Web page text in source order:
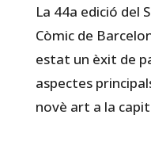
La 44a edició del
Còmic de
estat un èxit de
aspectes
novè art a la